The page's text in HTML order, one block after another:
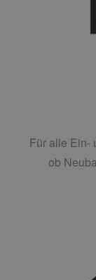
Für alle Ein-
ob